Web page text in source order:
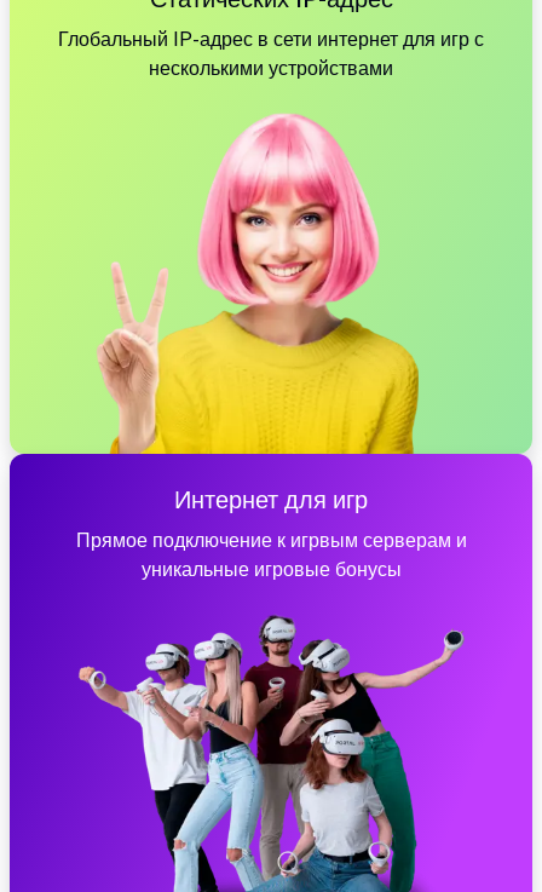
Глобальный IP-адрес в сети интернет для игр с
несколькими устройствами
Интернет для игр
Прямое подключение к игрвым серверам и
уникальные игровые бонусы